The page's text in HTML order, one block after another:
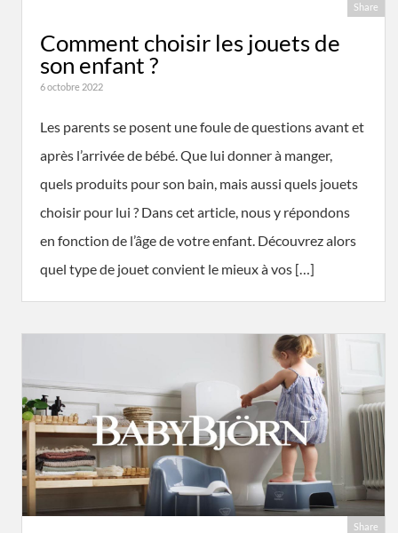
Share
Comment choisir les jouets de
son enfant ?
6 octobre 2022
Les parents se posent une foule de questions avant et
après l’arrivée de bébé. Que lui donner à manger,
quels produits pour son bain, mais aussi quels jouets
choisir pour lui ? Dans cet article, nous y répondons
en fonction de l’âge de votre enfant. Découvrez alors
quel type de jouet convient le mieux à vos […]
Share